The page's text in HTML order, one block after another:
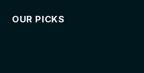
OUR PICKS